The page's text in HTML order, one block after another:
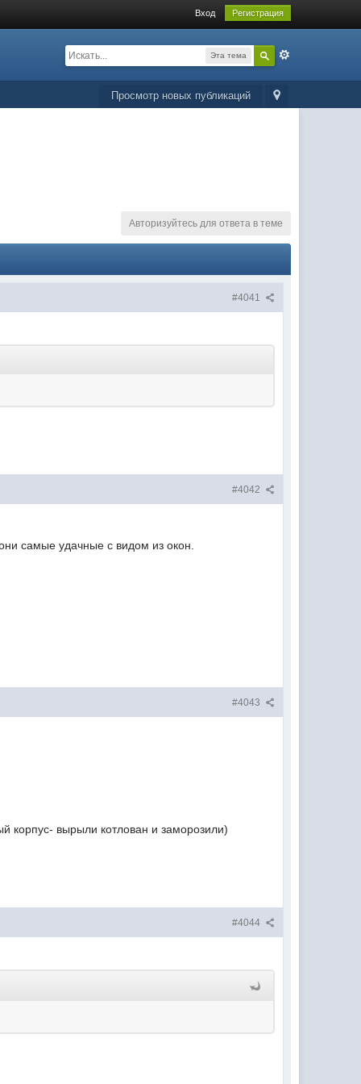
Вход Регистрация
Эта тема
Просмотр новых публикаций
Авторизуйтесь для ответа в теме
#4041
#4042
самые удачные с видом из окон.
#4043
корпус- вырыли котлован и заморозили)
#4044